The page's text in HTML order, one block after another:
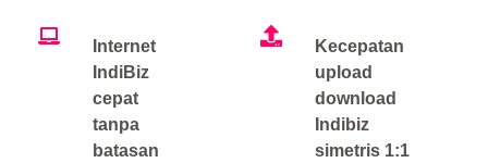
Internet
IndiBiz
cepat
tanpa
batasan
Kecepatan
upload
download
Indibiz
simetris 1:1